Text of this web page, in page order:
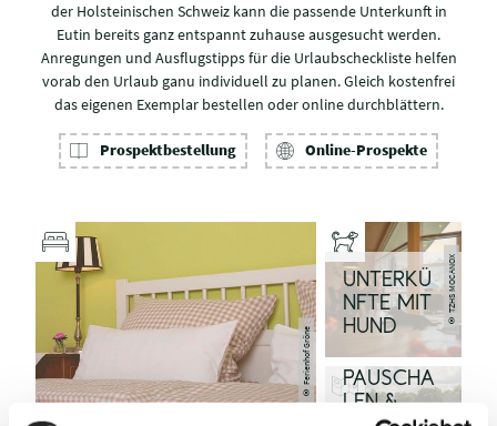
der Holsteinischen Schweiz kann die passende Unterkunft in
Eutin bereits ganz entspannt zuhause ausgesucht werden.
Anregungen und Ausflugstipps für die Urlaubscheckliste helfen
vorab den Urlaub ganu individuell zu planen. Gleich kostenfrei
das eigenen Exemplar bestellen oder online durchblättern.
Prospektbestellung Online-Prospekte
© Ferienhof Gröne
UNTERKÜ
NFTE MIT
HUND
© TZHS MOCANOX
PAUSCHA
LEN &